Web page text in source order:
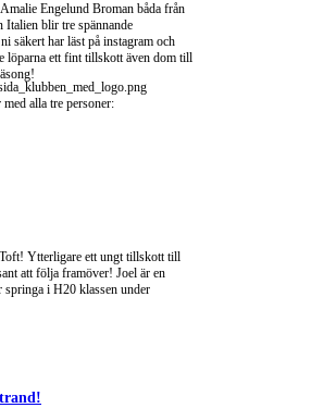
Engelund Broman båda från
Italien blir tre spännande
säkert har läst på instagram och
löparna ett fint tillskott även dom till
alla tre personer:
Ytterligare ett ungt tillskott till
att följa framöver! Joel är en
springa i H20 klassen under